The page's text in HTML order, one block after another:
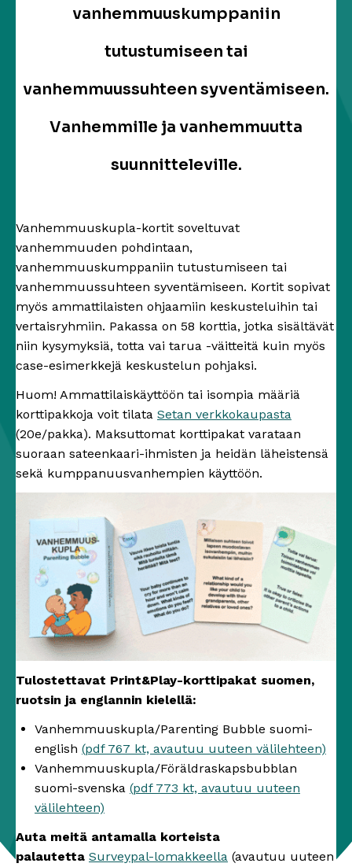
vanhemmuuskumppaniin
tutustumiseen tai
vanhemmuussuhteen syventämiseen.
Vanhemmille ja vanhemmuutta
suunnitteleville.
Vanhemmuuskupla-kortit soveltuvat
vanhemmuuden pohdintaan,
vanhemmuuskumppaniin tutustumiseen tai
vanhemmuussuhteen syventämiseen. Kortit sopivat
myös ammattilaisten ohjaamiin keskusteluihin tai
vertaisryhmiin. Pakassa on 58 korttia, jotka sisältävät
niin kysymyksiä, totta vai tarua -väitteitä kuin myös
case-esimerkkejä keskustelun pohjaksi.
Huom! Ammattilaiskäyttöön tai isompia määriä
korttipakkoja voit tilata Setan verkkokaupasta
(20e/pakka). Maksuttomat korttipakat varataan
suoraan sateenkaari-ihmisten ja heidän läheistensä
sekä kumppanuusvanhempien käyttöön.
Tulostettavat Print&Play-korttipakat suomen,
ruotsin ja englannin kielellä:
Vanhemmuuskupla/Parenting Bubble suomi-
english (pdf 767 kt, avautuu uuteen välilehteen)
Vanhemmuuskupla/Föräldraskapsbubblan
suomi-svenska (pdf 773 kt, avautuu uuteen
välilehteen)
Auta meitä antamalla korteista
palautetta Surveypal-lomakkeella (avautuu uuteen